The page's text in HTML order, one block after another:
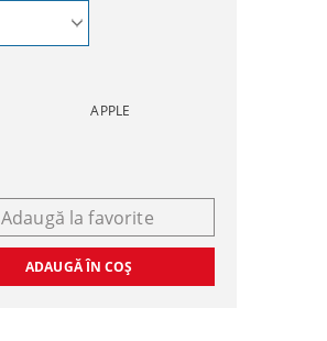
APPLE
Adaugă la favorite